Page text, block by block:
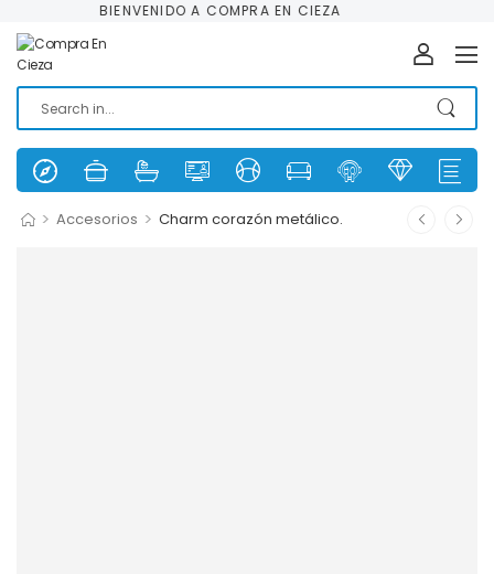
BIENVENIDO A COMPRA EN CIEZA
> Accesorios > Charm corazón metálico.